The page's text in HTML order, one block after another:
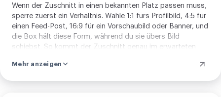
Wenn der Zuschnitt in einen bekannten Platz passen muss,
sperre zuerst ein Verhältnis. Wähle 1:1 fürs Profilbild, 4:5 für
einen Feed-Post, 16:9 für ein Vorschaubild oder Banner, und
die Box hält diese Form, während du sie übers Bild
schiebst. So kommt der Zuschnitt genau im erwarteten
Durchgang, um eine etwas verrutschte Kante zu richten.
Mehr anzeigen